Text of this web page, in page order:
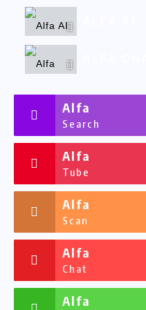
ALFASSA
Alfa
Search
Alfa
Tube
Alfa
Scan
Alfa
Chat
Alfa